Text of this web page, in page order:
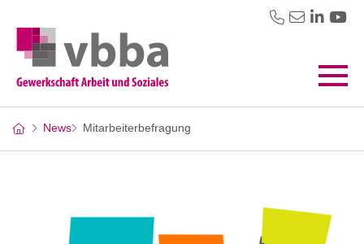
News Mitarbeiterbefragung